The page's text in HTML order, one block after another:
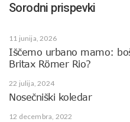
Sorodni prispevki
11 junija, 2026
Iščemo urbano mamo:
Britax Römer Rio?
22 julija, 2024
Nosečniški koledar
12 decembra, 2022